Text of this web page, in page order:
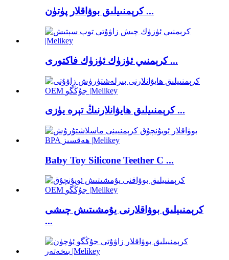
كرېمنىيلىق بوۋاقلار پۈتۈن ...
كرېمنىي ئۈزۈك ئۈزۈك فاكتورى ...
كرېمنىيلىق ھايۋانلارنىڭ تېرە يۈزى ...
Baby Toy Silicone Teether C ...
كرېمنىيلىق بوۋاقلارنى يۇمشىتىش چىشى
...